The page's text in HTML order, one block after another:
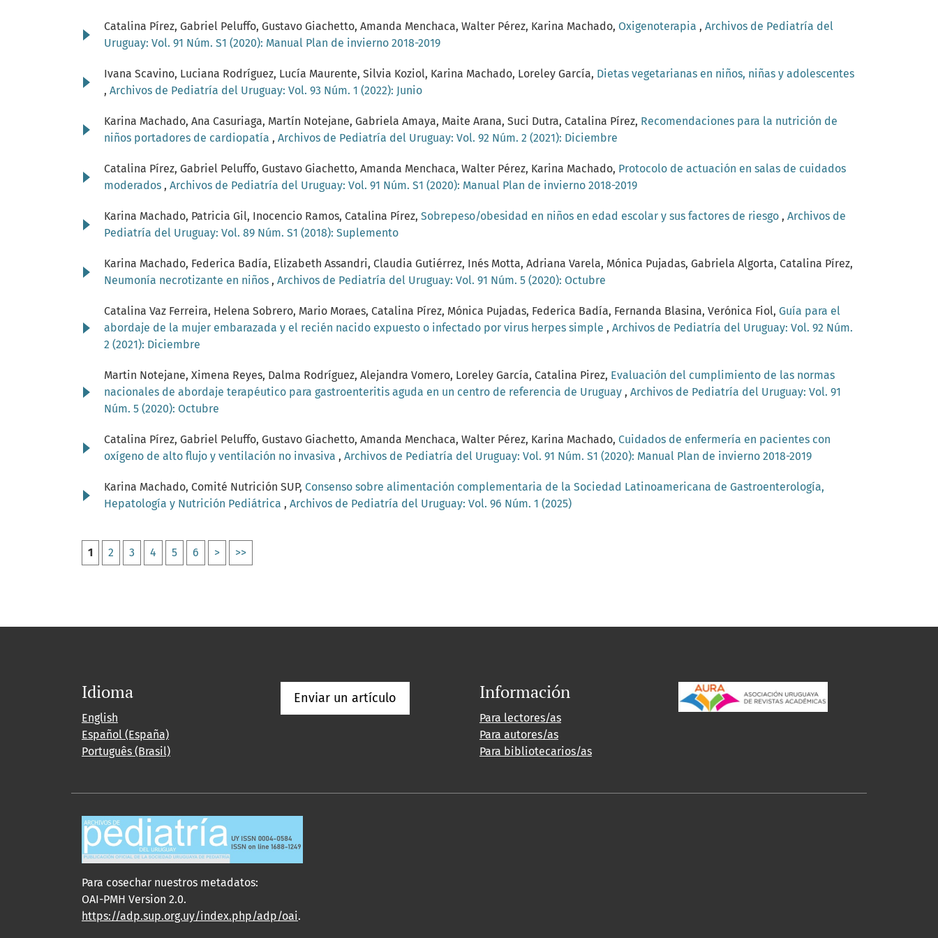
Catalina Pírez, Gabriel Peluffo, Gustavo Giachetto, Amanda Menchaca, Walter Pérez, Karina Machado, Oxigenoterapia , Archivos de Pediatría del
Uruguay: Vol. 91 Núm. S1 (2020): Manual Plan de invierno 2018-2019
Ivana Scavino, Luciana Rodríguez, Lucía Maurente, Silvia Koziol, Karina Machado, Loreley García, Dietas vegetarianas en niños, niñas y adolescentes
, Archivos de Pediatría del Uruguay: Vol. 93 Núm. 1 (2022): Junio
Karina Machado, Ana Casuriaga, Martín Notejane, Gabriela Amaya, Maite Arana, Suci Dutra, Catalina Pírez, Recomendaciones para la nutrición de
niños portadores de cardiopatía , Archivos de Pediatría del Uruguay: Vol. 92 Núm. 2 (2021): Diciembre
Catalina Pírez, Gabriel Peluffo, Gustavo Giachetto, Amanda Menchaca, Walter Pérez, Karina Machado, Protocolo de actuación en salas de cuidados
moderados , Archivos de Pediatría del Uruguay: Vol. 91 Núm. S1 (2020): Manual Plan de invierno 2018-2019
Karina Machado, Patricia Gil, Inocencio Ramos, Catalina Pírez, Sobrepeso/obesidad en niños en edad escolar y sus factores de riesgo , Archivos de
Pediatría del Uruguay: Vol. 89 Núm. S1 (2018): Suplemento
Karina Machado, Federica Badía, Elizabeth Assandri, Claudia Gutiérrez, Inés Motta, Adriana Varela, Mónica Pujadas, Gabriela Algorta, Catalina Pírez,
Neumonía necrotizante en niños , Archivos de Pediatría del Uruguay: Vol. 91 Núm. 5 (2020): Octubre
Catalina Vaz Ferreira, Helena Sobrero, Mario Moraes, Catalina Pírez, Mónica Pujadas, Federica Badía, Fernanda Blasina, Verónica Fiol, Guía para el
abordaje de la mujer embarazada y el recién nacido expuesto o infectado por virus herpes simple , Archivos de Pediatría del Uruguay: Vol. 92 Núm.
2 (2021): Diciembre
Martin Notejane, Ximena Reyes, Dalma Rodríguez, Alejandra Vomero, Loreley García, Catalina Pirez, Evaluación del cumplimiento de las normas
nacionales de abordaje terapéutico para gastroenteritis aguda en un centro de referencia de Uruguay , Archivos de Pediatría del Uruguay: Vol. 91
Núm. 5 (2020): Octubre
Catalina Pírez, Gabriel Peluffo, Gustavo Giachetto, Amanda Menchaca, Walter Pérez, Karina Machado, Cuidados de enfermería en pacientes con
oxígeno de alto flujo y ventilación no invasiva , Archivos de Pediatría del Uruguay: Vol. 91 Núm. S1 (2020): Manual Plan de invierno 2018-2019
Karina Machado, Comité Nutrición SUP, Consenso sobre alimentación complementaria de la Sociedad Latinoamericana de Gastroenterología,
Hepatología y Nutrición Pediátrica , Archivos de Pediatría del Uruguay: Vol. 96 Núm. 1 (2025)
1 2 3 4 5 6 > >>
Idioma
English
Español (España)
Português (Brasil)
Enviar un artículo Información
Para lectores/as
Para autores/as
Para bibliotecarios/as
Para cosechar nuestros metadatos:
OAI-PMH Version 2.0.
https://adp.sup.org.uy/index.php/adp/oai.